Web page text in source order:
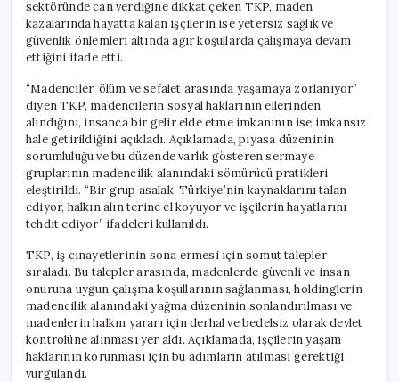
sektöründe can verdiğine dikkat çeken TKP, maden
kazalarında hayatta kalan işçilerin ise yetersiz sağlık ve
güvenlik önlemleri altında ağır koşullarda çalışmaya devam
ettiğini ifade etti.
“Madenciler, ölüm ve sefalet arasında yaşamaya zorlanıyor”
diyen TKP, madencilerin sosyal haklarının ellerinden
alındığını, insanca bir gelir elde etme imkanının ise imkansız
hale getirildiğini açıkladı. Açıklamada, piyasa düzeninin
sorumluluğu ve bu düzende varlık gösteren sermaye
gruplarının madencilik alanındaki sömürücü pratikleri
eleştirildi. “Bir grup asalak, Türkiye’nin kaynaklarını talan
ediyor, halkın alın terine el koyuyor ve işçilerin hayatlarını
tehdit ediyor” ifadeleri kullanıldı.
TKP, iş cinayetlerinin sona ermesi için somut talepler
sıraladı. Bu talepler arasında, madenlerde güvenli ve insan
onuruna uygun çalışma koşullarının sağlanması, holdinglerin
madencilik alanındaki yağma düzeninin sonlandırılması ve
madenlerin halkın yararı için derhal ve bedelsiz olarak devlet
kontrolüne alınması yer aldı. Açıklamada, işçilerin yaşam
haklarının korunması için bu adımların atılması gerektiği
vurgulandı.